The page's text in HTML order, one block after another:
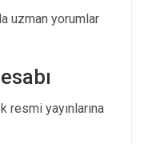
uzman yorumlar
resmi yayınlarına